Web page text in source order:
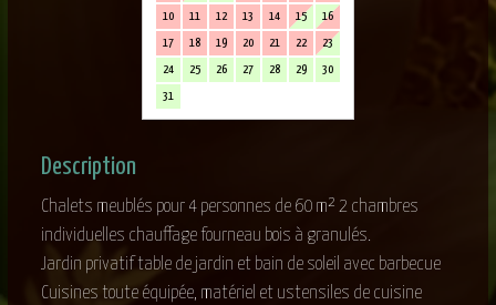
10 11 12 13 14 15 16
17 18 19 20 21 22 23
24 25 26 27 28 29 30
31
Description
Chalets meublés pour 4 personnes de 60 m² 2 chambres
individuelles chauffage fourneau bois à granulés.
Jardin privatif table de jardin et bain de soleil avec barbecue
Cuisines toute équipée, matériel et ustensiles de cuisine